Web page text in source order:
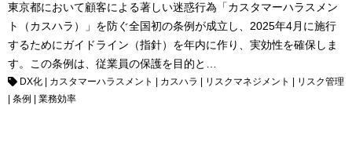
東京都において顧客による著しい迷惑行為「カスタマーハラスメン
ト（カスハラ）」を防ぐ全国初の条例が成立し、2025年4月に施行
するためにガイドライン（指針）を年内に作り、実効性を確保しま
す。この条例は、従業員の保護を目的と…
DX化 カスタマーハラスメント カスハラ リスクマネジメント
リスク管理
条例 業務効率